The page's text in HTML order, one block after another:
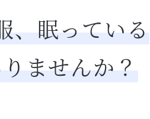
、眠っている
ませんか？